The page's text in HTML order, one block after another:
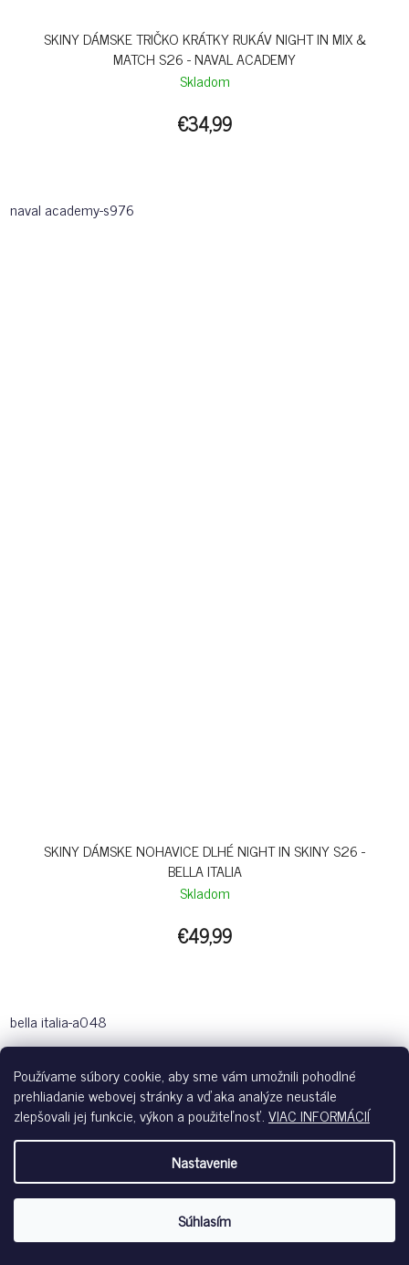
Používame súbory cookie, aby sme vám umožnili pohodlné
prehliadanie webovej stránky a vďaka analýze neustále
zlepšovali jej funkcie, výkon a použiteľnosť.VIAC INFORMÁCIÍ
Nastavenie
Súhlasím
SKINY DÁMSKE TRIČKO KRÁTKY RUKÁV NIGHT IN MIX &
MATCH S26 - NAVAL ACADEMY
Skladom
€34,99
naval academy-s976
SKINY DÁMSKE NOHAVICE DLHÉ NIGHT IN SKINY S26 -
BELLA ITALIA
Skladom
€49,99
bella italia-a048